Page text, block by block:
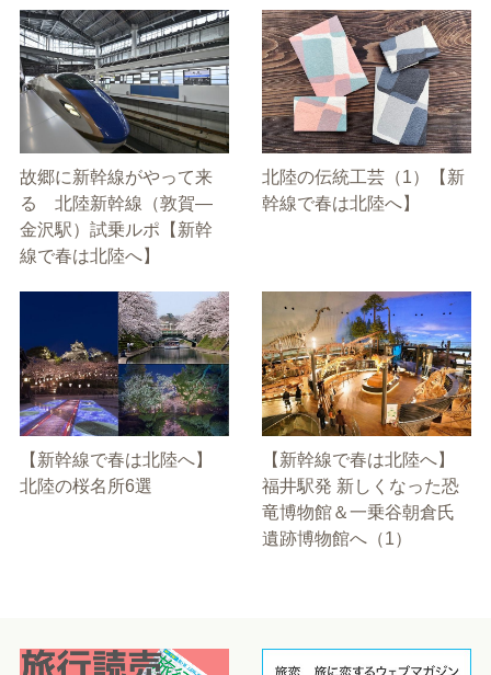
故郷に新幹線がやって来
る 北陸新幹線（敦賀―
金沢駅）試乗ルポ【新幹
線で春は北陸へ】
北陸の伝統工芸（1）【新
幹線で春は北陸へ】
【新幹線で春は北陸へ】
北陸の桜名所6選
【新幹線で春は北陸へ】
福井駅発 新しくなった恐
竜博物館＆一乗谷朝倉氏
遺跡博物館へ（1）